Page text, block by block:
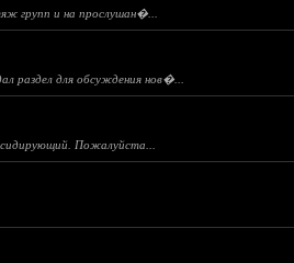
групп и на прослушан�...
раздел для обсуждения нов�...
Пожалуйста...